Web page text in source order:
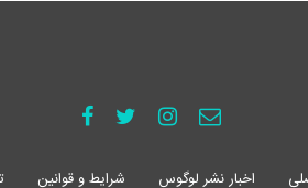
اخبار نشر لوگوس شرایط و قوانین